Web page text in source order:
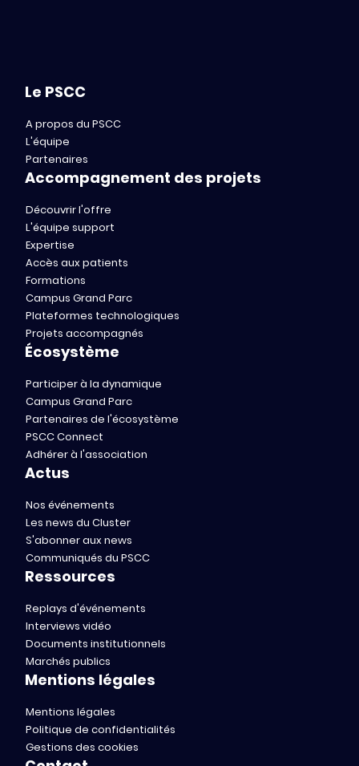
Le PSCC
A propos du PSCC
L'équipe
Partenaires
Accompagnement des projets
Découvrir l'offre
L'équipe support
Expertise
Accès aux patients
Formations
Campus Grand Parc
Plateformes technologiques
Projets accompagnés
Écosystème
Participer à la dynamique
Campus Grand Parc
Partenaires de l'écosystème
PSCC Connect
Adhérer à l'association
Actus
Nos événements
Les news du Cluster
S'abonner aux news
Communiqués du PSCC
Ressources
Replays d'événements
Interviews vidéo
Documents institutionnels
Marchés publics
Mentions légales
Mentions légales
Politique de confidentialités
Gestions des cookies